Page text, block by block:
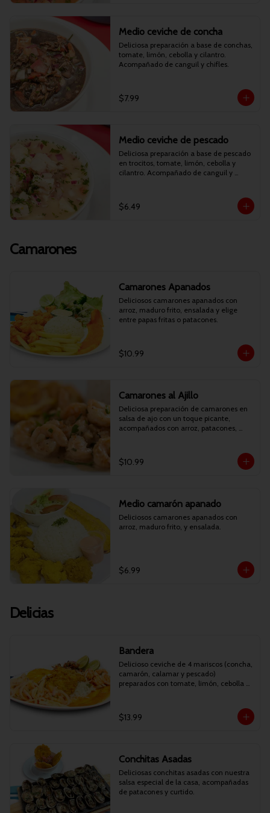
Medio ceviche de concha
Deliciosa preparación a base de conchas,
tomate, limón, cebolla y cilantro.
Acompañado de canguil y chifles.
$7.99
Medio ceviche de pescado
Deliciosa preparación a base de pescado
en trocitos, tomate, limón, cebolla y
cilantro. Acompañado de canguil y
$6.49
Camarones
Camarones Apanados
Deliciosos camarones apanados con
arroz, maduro frito, ensalada y elige
entre papas fritas o patacones.
$10.99
Camarones al Ajillo
Deliciosa preparación de camarones en
salsa de ajo con un toque picante,
acompañados con arroz, patacones,
$10.99
Medio camarón apanado
Deliciosos camarones apanados con
arroz, maduro frito, y ensalada.
$6.99
Delicias
Bandera
Delicioso ceviche de 4 mariscos (concha,
camarón, calamar y pescado)
preparados con tomate, limón, cebolla y
frito.
NOTA: No incluye guatita.
$13.99
Conchitas Asadas
Deliciosas conchitas asadas con nuestra
salsa especial de la casa, acompañadas
de patacones y curtido.